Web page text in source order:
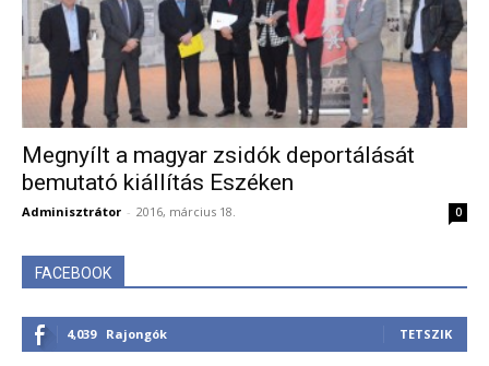
Megnyílt a magyar zsidók deportálását
bemutató kiállítás Eszéken
Adminisztrátor - 2016, március 18. 0
FACEBOOK
4,039 Rajongók TETSZIK